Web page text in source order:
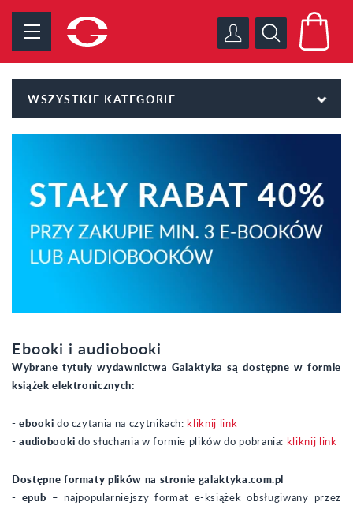
WSZYSTKIE KATEGORIE
Ebooki i audiobooki
Wybrane tytuły wydawnictwa Galaktyka są dostępne w formie
książek elektronicznych:
- ebooki do czytania na czytnikach: kliknij link
- audiobooki do słuchania w formie plików do pobrania: kliknij link
Dostępne formaty plików na stronie galaktyka.com.pl
- epub – najpopularniejszy format e-książek obsługiwany przez